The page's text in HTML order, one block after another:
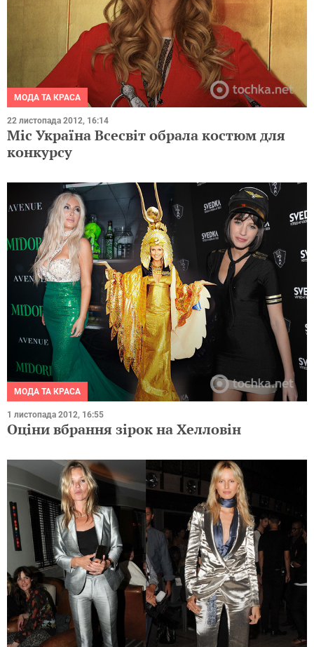
МОДА ТА КРАСА
22 листопада 2012, 16:14
Міс Україна Всесвіт обрала костюм для
конкурсу
МОДА ТА КРАСА
1 листопада 2012, 16:55
Оціни вбрання зірок на Хелловін